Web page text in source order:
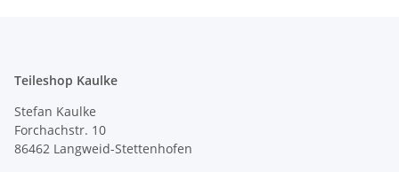
Teileshop Kaulke
Stefan Kaulke
Forchachstr. 10
86462 Langweid-Stettenhofen